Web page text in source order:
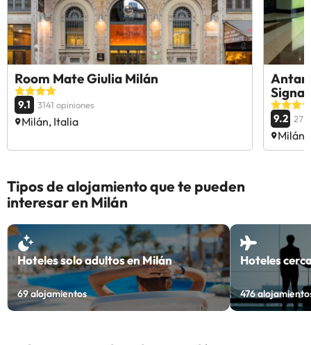
Room Mate Giulia Milán
9.1 3141 opiniones
Milán, Italia 9.2
Milán,
Tipos de alojamiento que te pueden
interesar en Milán
Hoteles solo adultos en Milán
69alojamientos
Hoteles
476